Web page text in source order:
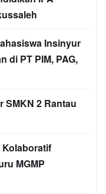
Insinyur
di PT PIM, PAG,
SMKN 2 Rantau
Kolaboratif
MGMP